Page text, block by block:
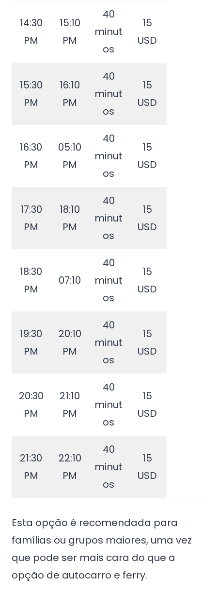
14:30
PM
15:10
PM
40
minut
os
15
USD
15:30
PM
16:10
PM
40
minut
os
15
USD
16:30
PM
05:10
PM
40
minut
os
15
USD
17:30
PM
18:10
PM
40
minut
os
15
USD
18:30
PM
07:10
40
minut
os
15
USD
19:30
PM
20:10
PM
40
minut
os
15
USD
20:30
PM
21:10
PM
40
minut
os
15
USD
21:30
PM
22:10
PM
40
minut
os
15
USD
Esta opção é recomendada para
famílias ou grupos maiores, uma vez
que pode ser mais cara do que a
opção de autocarro e ferry.